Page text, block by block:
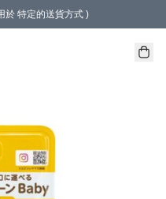
於 特定的送貨方式 )